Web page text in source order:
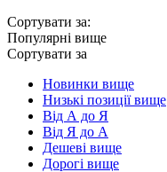
Сортувати за:
Популярні вище
Сортувати за
Новинки вище
Низькі позиції вище
Від А до Я
Від Я до А
Дешеві вище
Дорогі вище